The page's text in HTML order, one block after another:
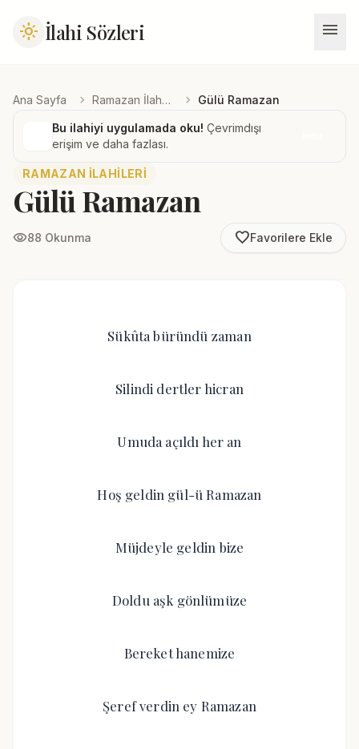
light_mode İlahi Sözleri menu
Ana Sayfa chevron_right Ramazan İlahileri chevron_right Gülü Ramazan
Bu ilahiyi uygulamada oku! Çevrimdışı
erişim ve daha fazlası.
RAMAZAN İLAHILERI
Gülü Ramazan
visibility88 Okunma favorite_borderFavorilere Ekle
Sükûta büründü zaman
Silindi dertler hicran
Umuda açıldı her an
Hoş geldin gül-ü Ramazan
Müjdeyle geldin bize
Doldu aşk gönlümüze
Bereket hanemize
Şeref verdin ey Ramazan